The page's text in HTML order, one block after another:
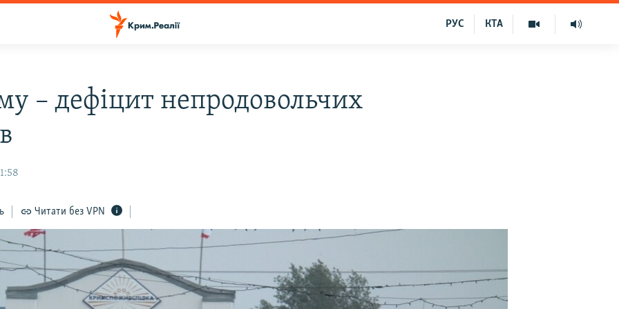
КТА
РУС
– дефіцит непродовольчих
Читати без VPN